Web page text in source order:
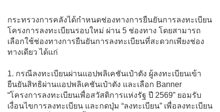
กระทรวงการคลังได้กำหนดช่องทางการยืนยันการลงทะเบียน
โครงการลงทะเบียนรอบใหม่ ผ่าน 5 ช่องทาง โดยสามารถ
เลือกใช้ช่องทางการยืนยันการลงทะเบียนที่สะดวกเพียงช่อง
ทางเดียว ได้แก่
1. กรณีลงทะเบียนผ่านแอปพลิเคชันเป๋าตัง ผู้ลงทะเบียนเข้า
ยืนยันสิทธิผ่านแอปพลิเคชันเป๋าตัง และเลือก Banner
“โครงการลงทะเบียนเพื่อสวัสดิการแห่งรัฐ ปี 2569” ยอมรับ
เงื่อนไขการลงทะเบียน และกดปุ่ม “ลงทะเบียน” เพื่อลงทะเบียน